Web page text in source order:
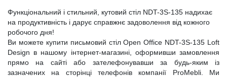
Функціональний і стильний, кутовий стіл NDT-3S-135 надихає
на продуктивність і дарує справжнє задоволення від кожного
робочого дня!
Ви можете купити письмовий стіл Open Office NDT-3S-135 Loft
Design в нашому інтернет-магазині, оформивши замовлення
прямо на сайті або зателефонувавши за будь-яким із
зазначених на сторінці телефонів компанії ProMebli. Ми